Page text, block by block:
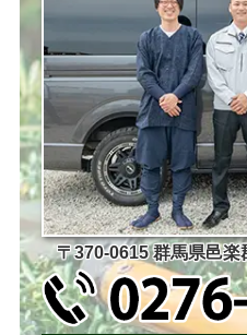
〒370-0615 群馬県邑